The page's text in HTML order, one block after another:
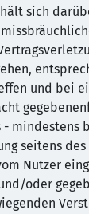
sich
und bei
- mindestens
seitens des
Nutzer
oder